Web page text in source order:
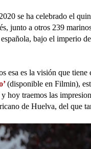
se ha celebrado el
junto a otros 239
bajo el imperio
esa es la visión que
(disponible en Filmin),
y hoy traemos las
de Huelva, del que